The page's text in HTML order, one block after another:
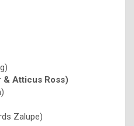
& Atticus Ross)
Zalupe)